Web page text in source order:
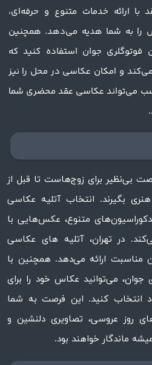
با ارائه خدمات متنوع و حرفه‌ای،
را به شما هدیه می‌دهد. همچنین
فوتوگلری جوان استفاده کنید که
و امکان عکاسی در محل را نیز
می‌تواند عکاسی عقد محضری شما
بی‌نظیر برای زوج‌هاست تا قبل از
بگیرند. انتخاب آتلیه عکاسی
دکوراسیون‌های متنوع، عکس‌هایی با
در تهران، آتلیه های عکاسی
مناسبت ارائه می‌دهد. همچنین با
جوان، می‌توانید عکاس خود را برای
انتخاب کنید. این فرصت به شما
روز عروسی، تصاویری دلنشین و
ماندگار خواهند بود.​​​​​​​